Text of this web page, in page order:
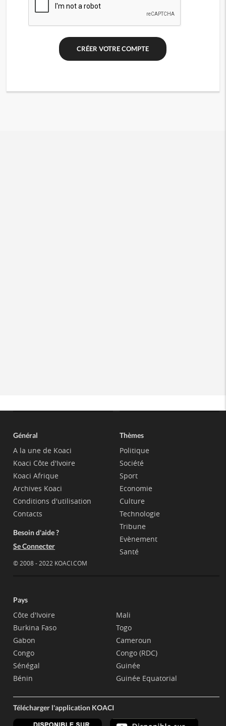
Général
A la une de Koaci
Koaci Côte d'Ivoire
Koaci Afrique
Archives Koaci
Conditions d'utilisation
Contacts
Besoin d'aide ?
Se Connecter
© 2008 - 2022 KOACI.COM
Thèmes
Politique
Société
Sport
Economie
Culture
Technologie
Tribune
Evènement
Santé
Pays
Côte d'Ivoire
Burkina Faso
Gabon
Congo
Sénégal
Bénin
Mali
Togo
Cameroun
Congo (RDC)
Guinée
Guinée Equatorial
Télécharger l'application KOACI